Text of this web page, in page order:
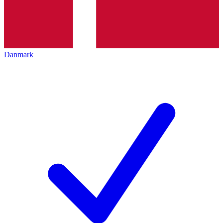
Danmark